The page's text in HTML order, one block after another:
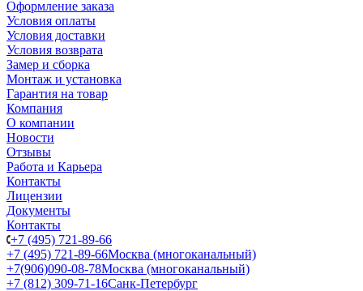
Оформление заказа
Условия оплаты
Условия доставки
Условия возврата
Замер и сборка
Монтаж и установка
Гарантия на товар
Компания
О компании
Новости
Отзывы
Работа и Карьера
Контакты
Лицензии
Документы
Контакты
+7 (495) 721-89-66
+7 (495) 721-89-66Москва (многоканальный)
+7(906)090-08-78Москва (многоканальный)
+7 (812) 309-71-16Санк-Петербург